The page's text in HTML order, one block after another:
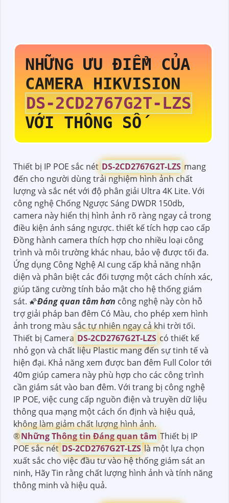
NHỮNG ƯU ĐIỂM CỦA
CAMERA HIKVISION
DS-2CD2767G2T-LZS
VỚI THÔNG SỐ
Thiết bị IP POE sắc nét DS-2CD2767G2T-LZS mang
đến cho người dùng trải nghiệm hình ảnh chất
lượng và sắc nét với độ phân giải Ultra 4K Lite. Với
công nghệ Chống Ngược Sáng DWDR 150db,
camera này hiển thị hình ảnh rõ ràng ngay cả trong
điều kiện ánh sáng ngược. thiết kế tích hợp cao cấp
Đồng hành camera thích hợp cho nhiều loại công
trình và môi trường khác nhau, bảo vệ được tối đa.
Ứng dụng Công Nghệ AI cung cấp khả năng nhận
diện và phân biệt các đối tượng một cách chính xác,
giúp tăng cường tính bảo mật cho hệ thống giám
sát. 🌠Đáng quan tâm hơn công nghệ này còn hỗ
trợ giải pháp ban đêm Có Màu, cho phép xem hình
ảnh trong màu sắc tự nhiên ngay cả khi trời tối.
Thiết bị Camera DS-2CD2767G2T-LZS có thiết kế
nhỏ gọn và chất liệu Plastic mang đến sự tinh tế và
hiện đại. Khả năng xem được ban đêm Full Color tới
40m giúp camera này phù hợp cho các công trình
cần giám sát vào ban đêm. Với trang bị công nghệ
IP POE, việc cung cấp nguồn điện và truyền dữ liệu
thông qua mạng một cách ổn định và hiệu quả,
không làm giảm chất lượng hình ảnh.
®️Những Thông tin Đáng quan tâm Thiết bị IP
POE sắc nétDS-2CD2767G2T-LZSlà một lựa chọn
xuất sắc cho việc đầu tư vào hệ thống giám sát an
ninh, Hãy Tin rằng chất lượng hình ảnh và tính năng
thông minh và hiệu quả.